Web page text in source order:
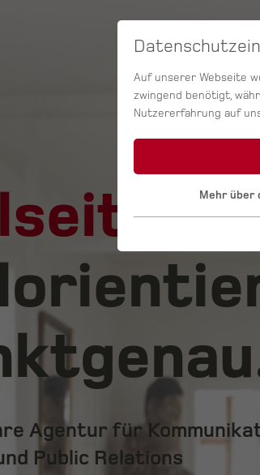
Agentur für
Public Relations
Auf unserer Webseite
zwingend benötigt,
Nutzererfahrung auf
Mehr über